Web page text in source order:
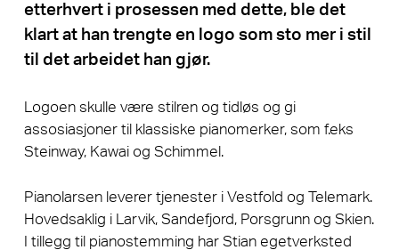
etterhvert i prosessen med dette, ble det
klart at han trengte en logo som sto mer i stil
til det arbeidet han gjør.
Logoen skulle være stilren og tidløs og gi
assosiasjoner til klassiske pianomerker, som f.eks
Steinway, Kawai og Schimmel.
Pianolarsen leverer tjenester i Vestfold og Telemark.
Hovedsaklig i Larvik, Sandefjord, Porsgrunn og Skien.
I tillegg til pianostemming har Stian egetverksted